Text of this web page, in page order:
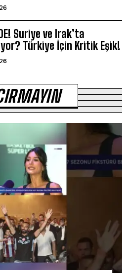
Suriye ve Irak’ta
Türkiye İçin Kritik Eşik!